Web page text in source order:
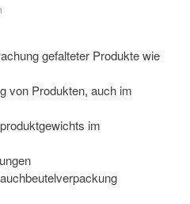
gefalteter Produkte wie
von Produkten, auch im
im